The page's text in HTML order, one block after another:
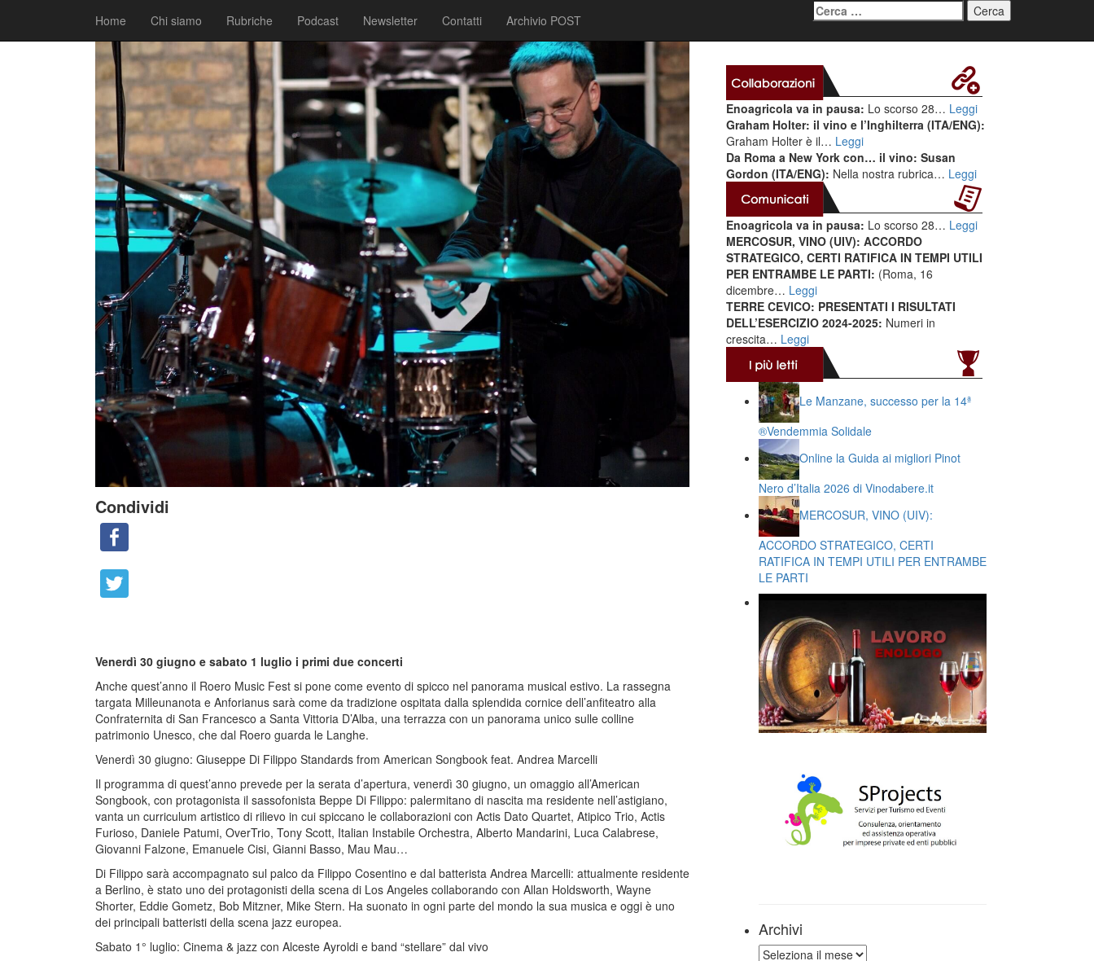
Home Chi siamo Rubriche Podcast Newsletter Contatti Archivio POST
Ricerca
per:
Condividi
Venerdì 30 giugno e sabato 1 luglio i primi due concerti
Anche quest’anno il Roero Music Fest si pone come evento di spicco nel panorama musical estivo. La rassegna
targata Milleunanota e Anforianus sarà come da tradizione ospitata dalla splendida cornice dell’anfiteatro alla
Confraternita di San Francesco a Santa Vittoria D’Alba, una terrazza con un panorama unico sulle colline
patrimonio Unesco, che dal Roero guarda le Langhe.
Venerdì 30 giugno: Giuseppe Di Filippo Standards from American Songbook feat. Andrea Marcelli
Il programma di quest’anno prevede per la serata d’apertura, venerdì 30 giugno, un omaggio all’American
Songbook, con protagonista il sassofonista Beppe Di Filippo: palermitano di nascita ma residente nell’astigiano,
vanta un curriculum artistico di rilievo in cui spiccano le collaborazioni con Actis Dato Quartet, Atipico Trio, Actis
Furioso, Daniele Patumi, OverTrio, Tony Scott, Italian Instabile Orchestra, Alberto Mandarini, Luca Calabrese,
Giovanni Falzone, Emanuele Cisi, Gianni Basso, Mau Mau…
Di Filippo sarà accompagnato sul palco da Filippo Cosentino e dal batterista Andrea Marcelli: attualmente residente
a Berlino, è stato uno dei protagonisti della scena di Los Angeles collaborando con Allan Holdsworth, Wayne
Shorter, Eddie Gometz, Bob Mitzner, Mike Stern. Ha suonato in ogni parte del mondo la sua musica e oggi è uno
dei principali batteristi della scena jazz europea.
Sabato 1° luglio: Cinema & jazz con Alceste Ayroldi e band “stellare” dal vivo
Enoagricola va in pausa: Lo scorso 28… Leggi
Graham Holter: il vino e l’Inghilterra (ITA/ENG):
Graham Holter è il… Leggi
Da Roma a New York con… il vino: Susan
Gordon (ITA/ENG): Nella nostra rubrica… Leggi
Enoagricola va in pausa: Lo scorso 28… Leggi
MERCOSUR, VINO (UIV): ACCORDO
STRATEGICO, CERTI RATIFICA IN TEMPI UTILI
PER ENTRAMBE LE PARTI: (Roma, 16
dicembre… Leggi
TERRE CEVICO: PRESENTATI I RISULTATI
DELL’ESERCIZIO 2024-2025: Numeri in
crescita… Leggi
Le Manzane, successo per la 14ª
®️Vendemmia Solidale
Online la Guida ai migliori Pinot
Nero d’Italia 2026 di Vinodabere.it
MERCOSUR, VINO (UIV):
ACCORDO STRATEGICO, CERTI
RATIFICA IN TEMPI UTILI PER ENTRAMBE
LE PARTI
Archivi
Archivi